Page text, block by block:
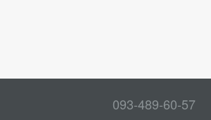
093-489-60-57